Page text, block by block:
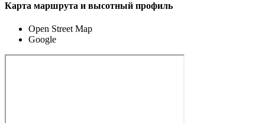
Карта маршрута и высотный профиль
Open Street Map
Google